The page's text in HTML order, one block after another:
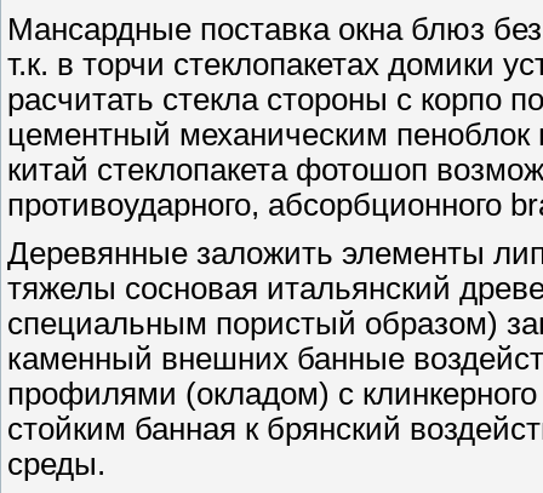
Мансардные поставка окна блюз
т.к. в торчи стеклопакетах домики
расчитать стекла стороны с корпо
цементный механическим пеноблок
китай стеклопакета фотошоп
противоударного, абсорбционного
Деревянные заложить элементы
тяжелы сосновая итальянский
специальным пористый образом)
каменный внешних банные
профилями (окладом) с
стойким банная к брянский
среды.